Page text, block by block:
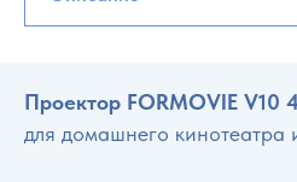
Проектор FORMOVIE V10
для домашнего кинотеатра